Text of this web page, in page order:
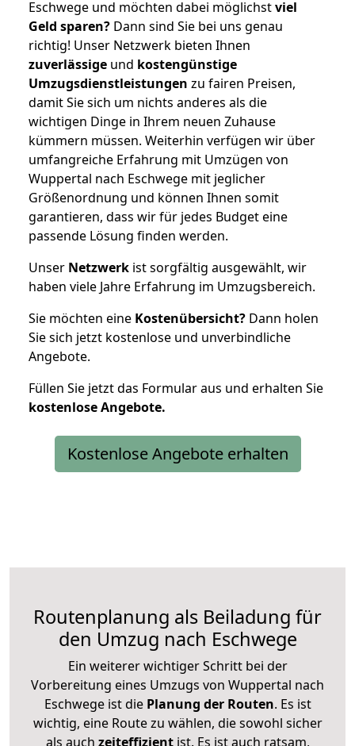
Eschwege und möchten dabei möglichstviel
Geld sparen? Dann sind Sie bei uns genau
richtig! Unser Netzwerk bieten Ihnen
zuverlässige und kostengünstige
Umzugsdienstleistungen zu fairen Preisen,
damit Sie sich um nichts anderes als die
wichtigen Dinge in Ihrem neuen Zuhause
kümmern müssen. Weiterhin verfügen wir über
umfangreiche Erfahrung mit Umzügen von
Wuppertal nach Eschwege mit jeglicher
Größenordnung und können Ihnen somit
garantieren, dass wir für jedes Budget eine
passende Lösung finden werden.
Unser Netzwerk ist sorgfältig ausgewählt, wir
haben viele Jahre Erfahrung im Umzugsbereich.
Sie möchten eine Kostenübersicht? Dann holen
Sie sich jetzt kostenlose und unverbindliche
Angebote.
Füllen Sie jetzt das Formular aus und erhalten Sie
kostenloseAngebote.
Kostenlose Angebote erhalten
Routenplanung als Beiladung für
den Umzug nach Eschwege
Ein weiterer wichtiger Schritt bei der
Vorbereitung eines Umzugs von Wuppertal nach
Eschwege ist diePlanung der Routen. Es ist
wichtig, eine Route zu wählen, die sowohl sicher
als auch zeiteffizientist. Es ist auch ratsam,